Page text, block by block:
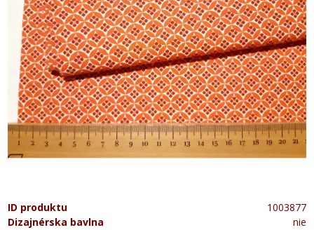
ID produktu
1003877
Dizajnérska bavlna
nie